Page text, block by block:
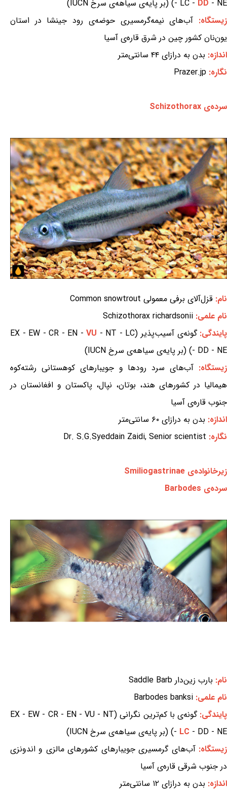
- LC - DD - NE) (بر پایه‌ی سیاهه‌ی سرخ IUCN)
زیستگاه: آب‌های نیمه‌گرمسیری حوضه‌ی رود جینشا در استان
یون‌نان کشور چین در شرق قاره‌ی آسیا
اندازه: بدن به درازای ۴۴ سانتی‌متر
نگاره: Prazer.jp
سرده‌ی Schizothorax
نام: قزل‌آلای برفی معمولی Common snowtrout
نام علمی: Schizothorax richardsonii
پایندگی:گونه‌ی آسیب‌پذیر (EX - EW - CR - EN - VU - NT - LC
- DD - NE) (بر پایه‌ی سیاهه‌ی سرخ IUCN)
زیستگاه: آب‌های سرد رودها و جویبارهای کوهستانی رشته‌کوه
هیمالیا در کشورهای هند، بوتان، نپال، پاکستان و افغانستان در
جنوب قاره‌ی آسیا
اندازه: بدن به درازای ۶۰ سانتی‌متر
نگاره: Dr. S.G.Syeddain Zaidi, Senior scientist
زیرخانواده‌ی Smiliogastrinae
سرده‌ی Barbodes
نام: بارب زین‌دار Saddle Barb
نام علمی: Barbodes banksi
پایندگی:
گونه‌ی با کم‌ترین نگرانی (EX - EW - CR - EN - VU - NT
- LC - DD - NE) (بر پایه‌ی سیاهه‌ی سرخ IUCN)
زیستگاه:آب‌های گرمسیری جویبارهای کشورهای مالزی و اندونزی
در جنوب شرقی قاره‌ی آسیا
اندازه: بدن به درازای ۱۲ سانتی‌متر